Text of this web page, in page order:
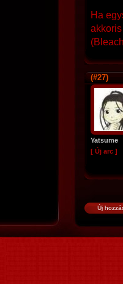
Ha
(#27)
Yatsume
[ Új arc ]